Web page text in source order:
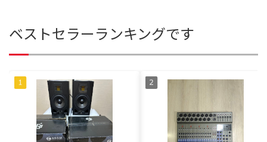
ベストセラーランキングです